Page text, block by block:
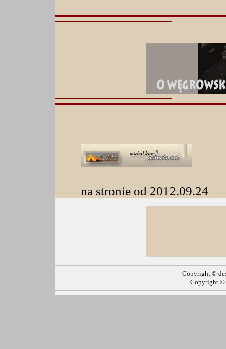
na stronie od 2012.09.24
Copyright ©
Copyright ©